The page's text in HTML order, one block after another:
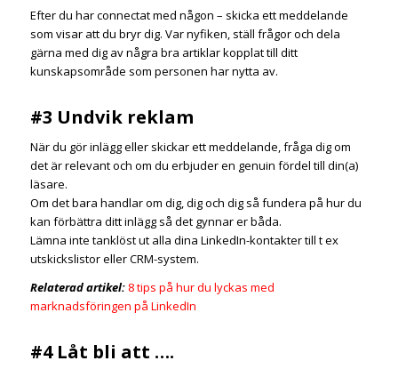
Efter du har connectat med någon – skicka ett meddelande
som visar att du bryr dig. Var nyfiken, ställ frågor och dela
gärna med dig av några bra artiklar kopplat till ditt
kunskapsområde som personen har nytta av.
#3 Undvik reklam
När du gör inlägg eller skickar ett meddelande, fråga dig om
det är relevant och om du erbjuder en genuin fördel till din(a)
läsare.
Om det bara handlar om dig, dig och dig så fundera på hur du
kan förbättra ditt inlägg så det gynnar er båda.
Lämna inte tanklöst ut alla dina LinkedIn-kontakter till t ex
utskickslistor eller CRM-system.
Relaterad artikel: 8 tips på hur du lyckas med
marknadsföringen på LinkedIn
#4 Låt bli att ….